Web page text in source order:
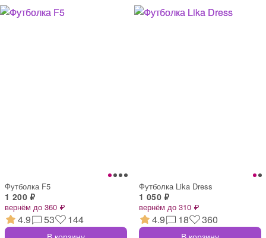
Футболка F5
1 200 ₽
вернём до 360 ₽
4.9 53 144
Футболка Lika Dress
1 050 ₽
вернём до 310 ₽
4.9 18 360